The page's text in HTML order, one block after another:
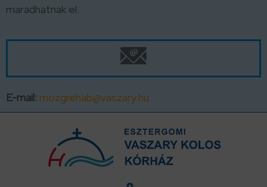
maradhatnak el.
E-mail: mozgrehab@vaszary.hu